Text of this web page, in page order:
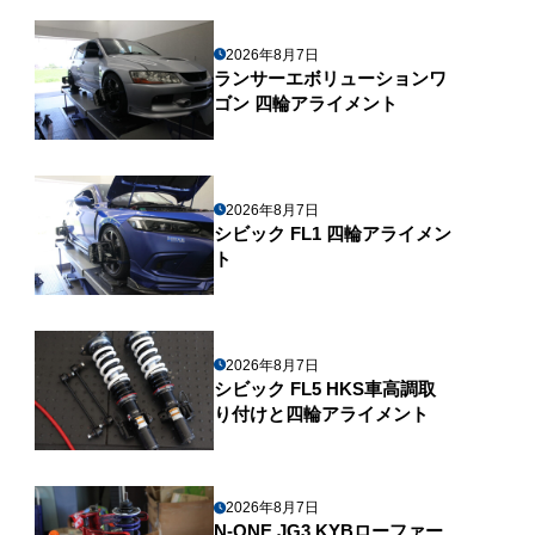
2026年8月7日
ランサーエボリューションワ
ゴン 四輪アライメント
2026年8月7日
シビック FL1 四輪アライメン
ト
2026年8月7日
シビック FL5 HKS車高調取
り付けと四輪アライメント
2026年8月7日